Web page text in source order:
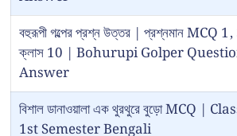
বহুরূপী গল্পের প্রশ্ন উত্তর | প্রশ্নমান MCQ
ক্লাস 10 | Bohurupi Golper
Answer
বিশাল ডানাওয়ালা এক থুরথুরে বুড়ো MCQ |
1st Semester Bengali